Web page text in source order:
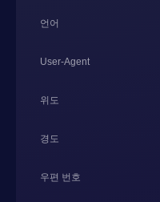
언어
User-Agent
위도
경도
우편 번호